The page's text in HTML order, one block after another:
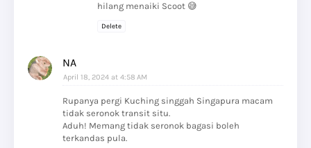
hilang menaiki Scoot 😅
Delete
NA
April 18, 2024 at 4:58 AM
Rupanya pergi Kuching singgah Singapura macam
tidak seronok transit situ.
Aduh! Memang tidak seronok bagasi boleh
terkandas pula.